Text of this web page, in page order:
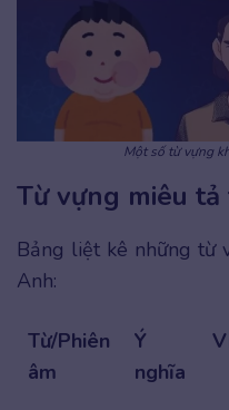
Một số từ vựng
Từ vựng miêu
Bảng liệt kê những từ
Anh:
Từ/Phiên
âm
Ý
nghĩa